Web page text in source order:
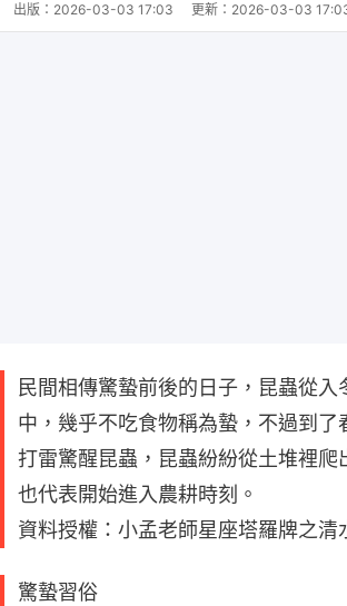
出版： 2026-03-03 17:03 更新： 2026-03-03
民間相傳驚蟄前後的日子，昆蟲從入
中，幾乎不吃食物稱為蟄，不過到了
打雷驚醒昆蟲，昆蟲紛紛從土堆裡爬
也代表開始進入農耕時刻。
資料授權：小孟老師星座塔羅牌之清
驚蟄習俗